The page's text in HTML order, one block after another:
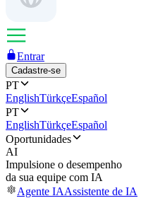
Entrar
Cadastre-se
PT
EnglishTürkçeEspañol
PT
EnglishTürkçeEspañol
Oportunidades
AI
Impulsione o desempenho
da sua equipe com IA
Agente IAAssistente de IA